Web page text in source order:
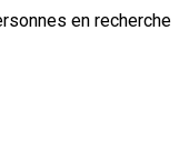
en recherche